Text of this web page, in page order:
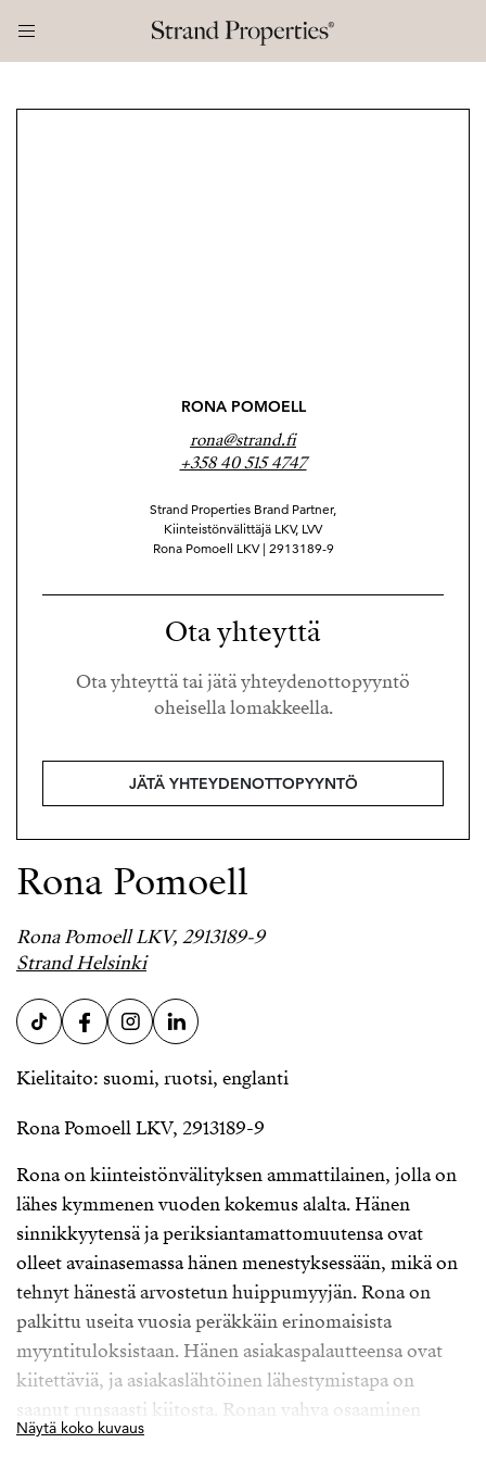
RONA POMOELL
rona@strand.fi
+358 40 515 4747
Strand Properties Brand Partner,
Kiinteistönvälittäjä LKV, LVV
Rona Pomoell LKV | 2913189-9
Ota yhteyttä
Ota yhteyttä tai jätä yhteydenottopyyntö
oheisella lomakkeella.
JÄTÄ YHTEYDENOTTOPYYNTÖ
Rona Pomoell
Rona Pomoell LKV, 2913189-9
Strand Helsinki
Kielitaito: suomi, ruotsi, englanti
Rona Pomoell LKV, 2913189-9
Rona on kiinteistönvälityksen ammattilainen, jolla on
lähes kymmenen vuoden kokemus alalta. Hänen
sinnikkyytensä ja periksiantamattomuutensa ovat
olleet avainasemassa hänen menestyksessään, mikä on
tehnyt hänestä arvostetun huippumyyjän. Rona on
palkittu useita vuosia peräkkäin erinomaisista
myyntituloksistaan. Hänen asiakaspalautteensa ovat
kiitettäviä, ja asiakaslähtöinen lähestymistapa on
saanut runsaasti kiitosta. Ronan vahva osaaminen
myynnissä ja asiakaspalvelussa näkyy hänen kyvyssään
Näytä koko kuvaus